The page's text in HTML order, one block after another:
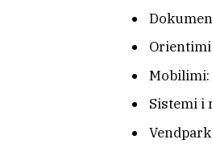
Mobilimi:
Sistemi i